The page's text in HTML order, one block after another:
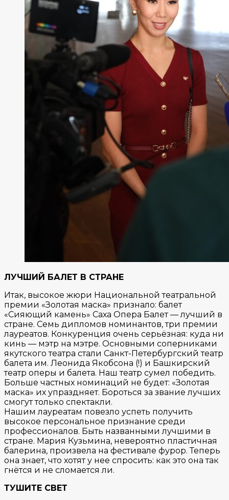
ЛУЧШИЙ БАЛЕТ В СТРАНЕ
Итак, высокое жюри Национальной театральной
премии «Золотая маска» признало: балет
«Сияющий камень» Саха Опера Балет — лучший в
стране. Семь дипломов номинантов, три премии
лауреатов. Конкуренция очень серьёзная: куда ни
кинь — мэтр на мэтре. Основными соперниками
якутского театра стали Санкт-Петербургский театр
балета им. Леонида Якобсона (!) и Башкирский
театр оперы и балета. Наш театр сумел победить.
Больше частных номинаций не будет: «Золотая
маска» их упраздняет. Бороться за звание лучших
смогут только спектакли.
Нашим лауреатам повезло успеть получить
высокое персональное признание среди
профессионалов. Быть названными лучшими в
стране. Мария Кузьмина, невероятно пластичная
балерина, произвела на фестивале фурор. Теперь
она знает, что хотят у нее спросить: как это она так
гнётся и не сломается ли.
ТУШИТЕ СВЕТ